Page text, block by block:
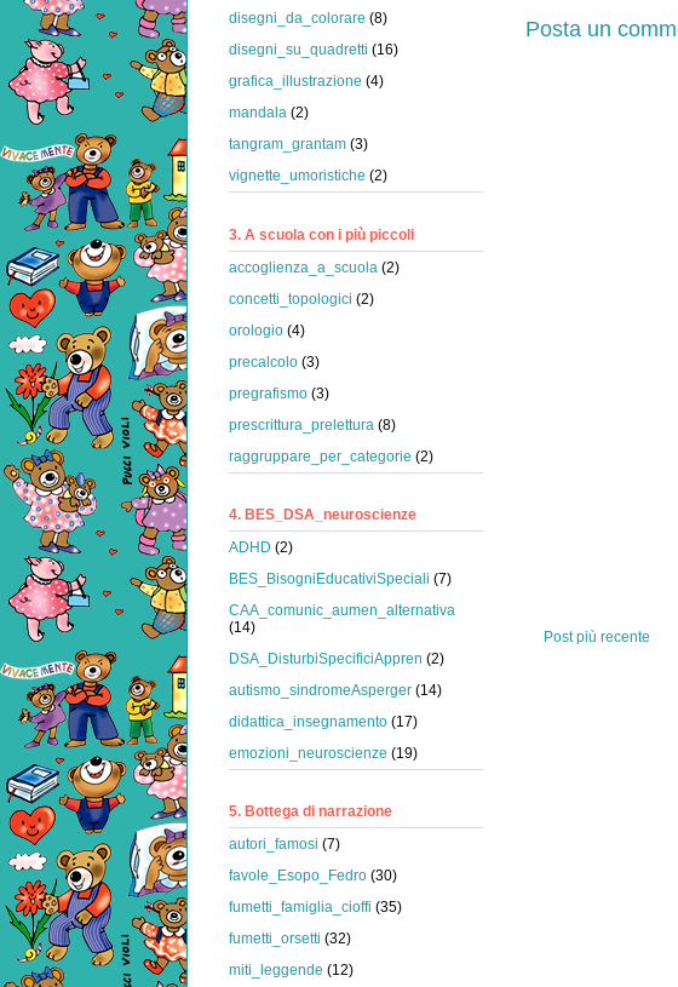
Posta un
Post più recente
disegni_da_colorare (8)
disegni_su_quadretti (16)
grafica_illustrazione (4)
mandala (2)
tangram_grantam (3)
vignette_umoristiche (2)
3. A scuola con i più piccoli
accoglienza_a_scuola (2)
concetti_topologici (2)
orologio (4)
precalcolo (3)
pregrafismo (3)
prescrittura_prelettura (8)
raggruppare_per_categorie (2)
4. BES_DSA_neuroscienze
ADHD (2)
BES_BisogniEducativiSpeciali (7)
CAA_comunic_aumen_alternativa
(14)
DSA_DisturbiSpecificiAppren (2)
autismo_sindromeAsperger (14)
didattica_insegnamento (17)
emozioni_neuroscienze (19)
5. Bottega di narrazione
autori_famosi (7)
favole_Esopo_Fedro (30)
fumetti_famiglia_cioffi (35)
fumetti_orsetti (32)
miti_leggende (12)